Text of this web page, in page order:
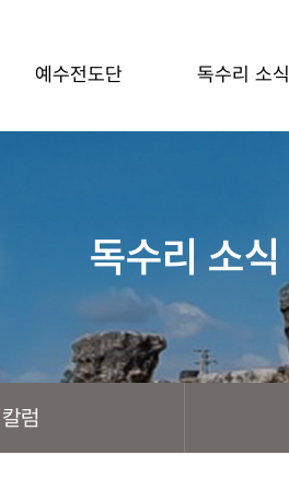
예수전도단 독수리 소식
독수리 소식
칼럼